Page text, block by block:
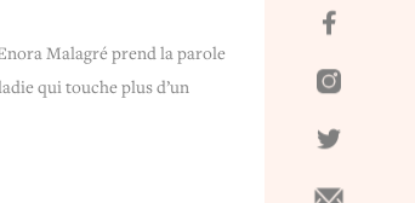
Malagré prend la parole
qui touche plus d’un